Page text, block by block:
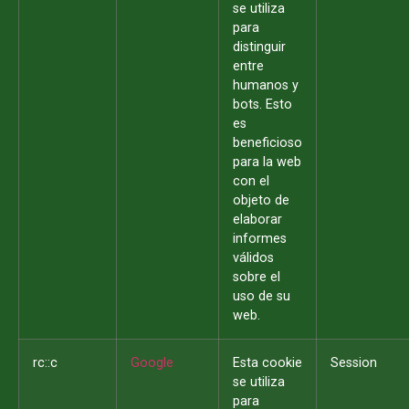
se utiliza
para
distinguir
entre
humanos y
bots. Esto
es
beneficioso
para la web
con el
objeto de
elaborar
informes
válidos
sobre el
uso de su
web.
rc::c Google
Esta cookie
se utiliza
para
Session